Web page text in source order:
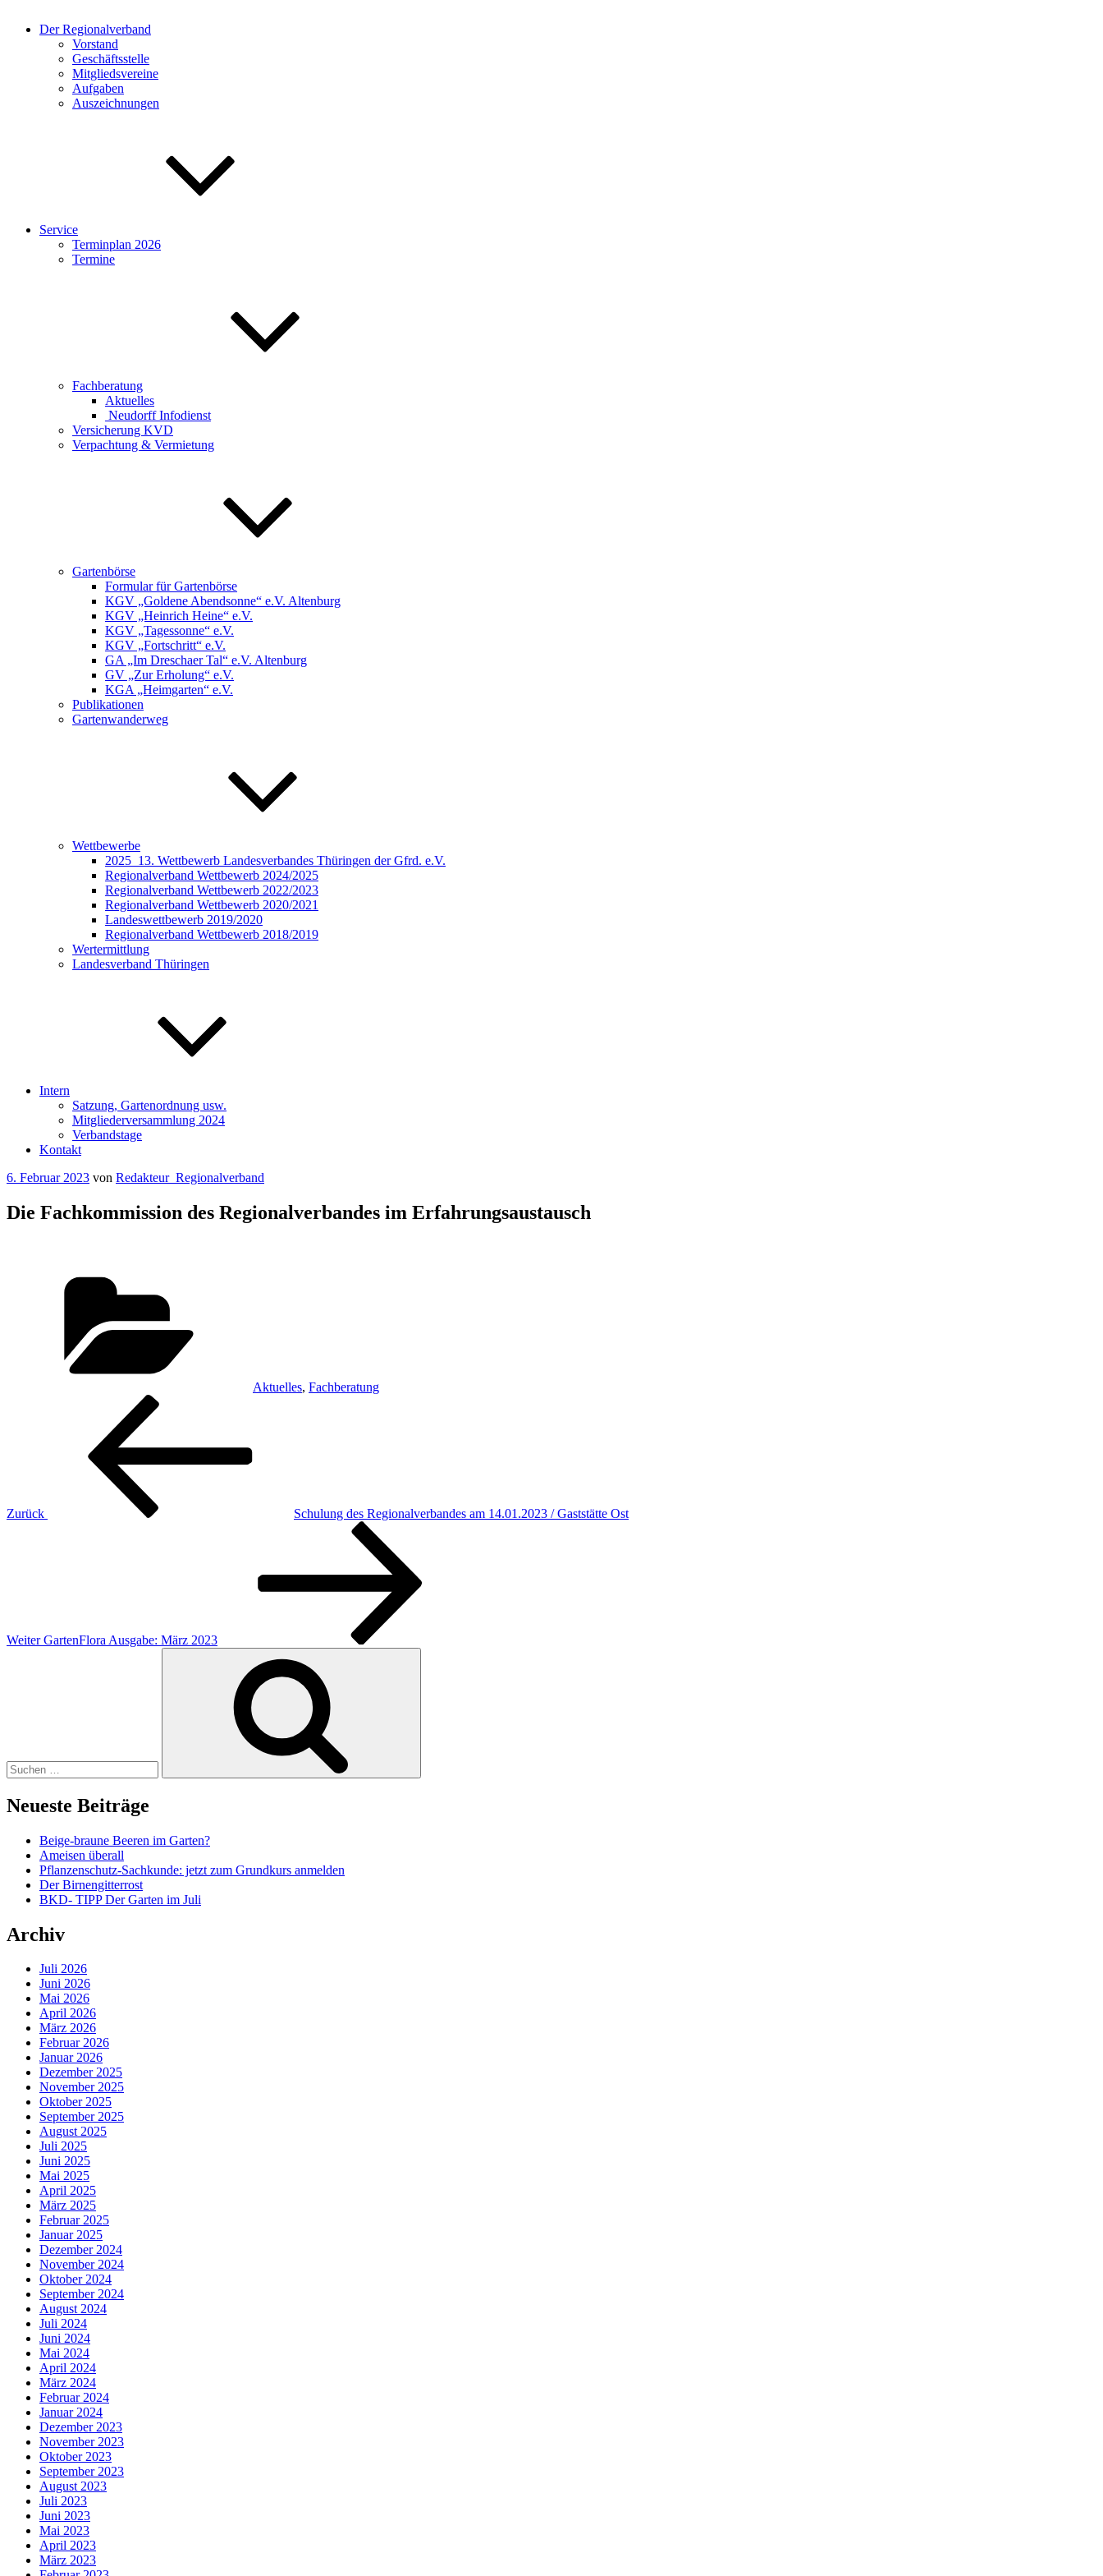
Der Regionalverband
Vorstand
Geschäftsstelle
Mitgliedsvereine
Aufgaben
Auszeichnungen
Service
Terminplan 2026
Termine
Fachberatung
Aktuelles
Neudorff Infodienst
Versicherung KVD
Verpachtung & Vermietung
Gartenbörse
Formular für Gartenbörse
KGV „Goldene Abendsonne“ e.V. Altenburg
KGV „Heinrich Heine“ e.V.
KGV „Tagessonne“ e.V.
KGV „Fortschritt“ e.V.
GA „Im Dreschaer Tal“ e.V. Altenburg
GV „Zur Erholung“ e.V.
KGA „Heimgarten“ e.V.
Publikationen
Gartenwanderweg
Wettbewerbe
2025_13. Wettbewerb Landesverbandes Thüringen der Gfrd. e.V.
Regionalverband Wettbewerb 2024/2025
Regionalverband Wettbewerb 2022/2023
Regionalverband Wettbewerb 2020/2021
Landeswettbewerb 2019/2020
Regionalverband Wettbewerb 2018/2019
Wertermittlung
Landesverband Thüringen
Intern
Satzung, Gartenordnung usw.
Mitgliederversammlung 2024
Verbandstage
Kontakt
Veröffentlicht
6. Februar 2023 von Redakteur_Regionalverband
Die Fachkommission des Regionalverbandes im Erfahrungsaustausch
Aktuelles, Fachberatung
Beitragsnavigation
Zurück
Schulung des Regionalverbandes am 14.01.2023 / Gaststätte Ost
Weiter GartenFlora Ausgabe: März 2023
Neueste Beiträge
Beige-braune Beeren im Garten?
Ameisen überall
Pflanzenschutz-Sachkunde: jetzt zum Grundkurs anmelden
Der Birnengitterrost
BKD- TIPP Der Garten im Juli
Archiv
Juli 2026
Juni 2026
Mai 2026
April 2026
März 2026
Februar 2026
Januar 2026
Dezember 2025
November 2025
Oktober 2025
September 2025
August 2025
Juli 2025
Juni 2025
Mai 2025
April 2025
März 2025
Februar 2025
Januar 2025
Dezember 2024
November 2024
Oktober 2024
September 2024
August 2024
Juli 2024
Juni 2024
Mai 2024
April 2024
März 2024
Februar 2024
Januar 2024
Dezember 2023
November 2023
Oktober 2023
September 2023
August 2023
Juli 2023
Juni 2023
Mai 2023
April 2023
März 2023